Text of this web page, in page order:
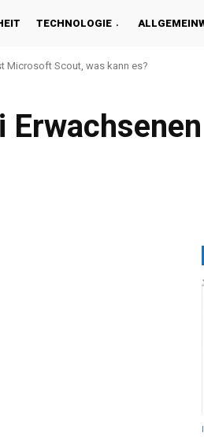
TECHNOLOGIE
Microsoft Scout, was kann es?